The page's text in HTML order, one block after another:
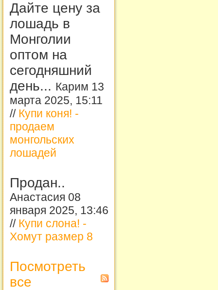
Дайте цену за
лошадь в
Монголии
оптом на
сегодняшний
день... Карим 13
марта 2025, 15:11
// Купи коня! -
продаем
монгольских
лошадей
Продан..
Анастасия 08
января 2025, 13:46
// Купи слона! -
Хомут размер 8
Посмотреть
все